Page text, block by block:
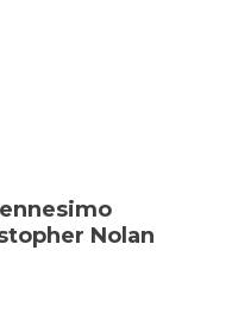
Nolan